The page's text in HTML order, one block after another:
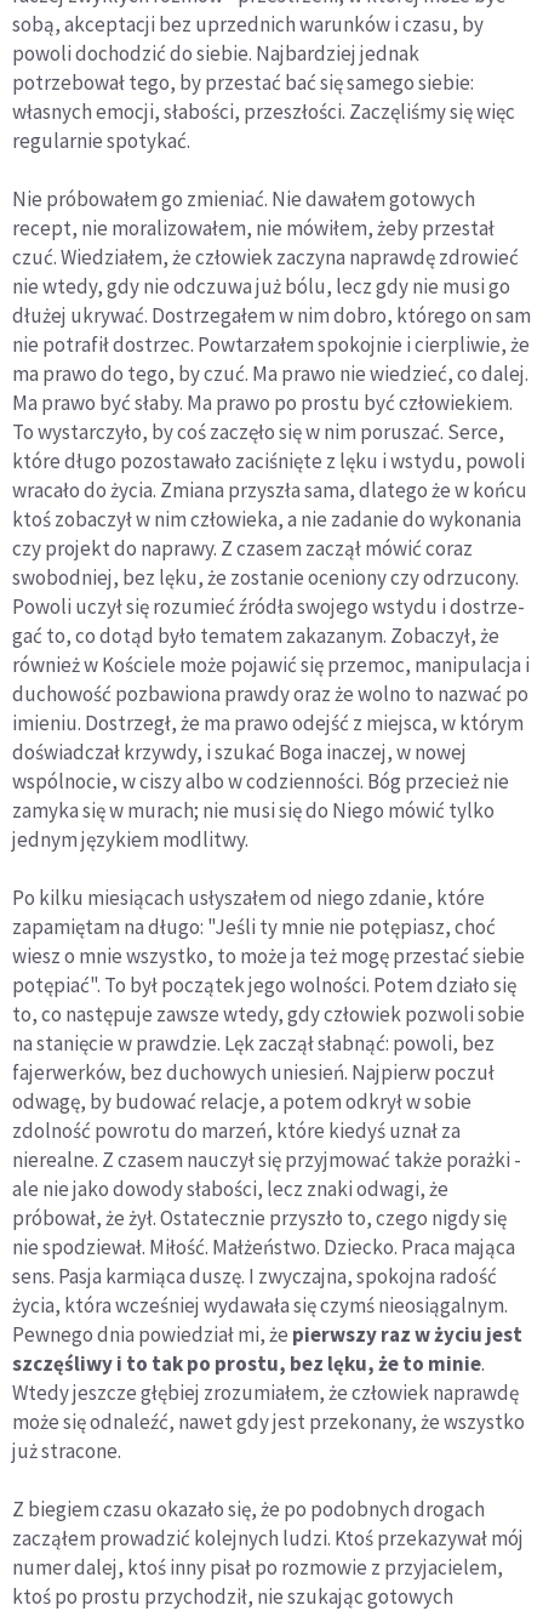
sobą, akceptacji bez uprzednich warunków i czasu, by
powoli dochodzić do siebie. Najbardziej jednak
potrzebował tego, by przestać bać się samego siebie:
własnych emocji, słabości, przeszłości. Zaczęliśmy się więc
regularnie spotykać.
Nie próbowałem go zmieniać. Nie dawałem gotowych
recept, nie moralizowałem, nie mówiłem, żeby przestał
czuć. Wiedziałem, że człowiek zaczyna naprawdę zdrowieć
nie wtedy, gdy nie odczuwa już bólu, lecz gdy nie musi go
dłużej ukrywać. Dostrzegałem w nim dobro, którego on sam
nie potrafił dostrzec. Powtarzałem spokojnie i cierpliwie, że
ma prawo do tego, by czuć. Ma prawo nie wiedzieć, co dalej.
Ma prawo być słaby. Ma prawo po prostu być człowiekiem.
To wystarczyło, by coś zaczęło się w nim poruszać. Serce,
które długo pozostawało zaciśnięte z lęku i wstydu, powoli
wracało do życia. Zmiana przyszła sama, dlatego że w końcu
ktoś zobaczył w nim człowieka, a nie zadanie do wykona­nia
czy projekt do naprawy. Z czasem zaczął mówić coraz
swobodniej, bez lęku, że zostanie oceniony czy odrzucony.
Powoli uczył się rozumieć źródła swojego wstydu i dostrze­
gać to, co dotąd było tematem zakazanym. Zobaczył, że
również w Kościele może pojawić się przemoc, manipulacja i
duchowość pozbawiona prawdy oraz że wolno to nazwać po
imieniu. Dostrzegł, że ma prawo odejść z miejsca, w któ­rym
doświadczał krzywdy, i szukać Boga inaczej, w nowej
wspólnocie, w ciszy albo w codzienności. Bóg przecież nie
zamyka się w murach; nie musi się do Niego mówić tylko
jednym językiem modlitwy.
Po kilku miesiącach usłyszałem od niego zdanie, które
zapamiętam na długo: "Jeśli ty mnie nie potępiasz, choć
wiesz o mnie wszystko, to może ja też mogę przestać siebie
potępiać". To był początek jego wolności. Potem działo się
to, co następuje zawsze wtedy, gdy człowiek pozwoli sobie
na stanięcie w prawdzie. Lęk zaczął słabnąć: powoli, bez
fajer­werków, bez duchowych uniesień. Najpierw poczuł
odwagę, by budować relacje, a potem odkrył w sobie
zdolność po­wrotu do marzeń, które kiedyś uznał za
nierealne. Z czasem nauczył się przyjmować także porażki -
ale nie jako dowody słabości, lecz znaki odwagi, że
próbował, że żył. Ostatecznie przyszło to, czego nigdy się
nie spodziewał. Miłość. Mał­żeństwo. Dziecko. Praca mająca
sens. Pasja karmiąca duszę. I zwyczajna, spokojna radość
życia, która wcześniej wyda­wała się czymś nieosiągalnym.
Pewnego dnia powiedział mi, że pierwszy raz w życiu jest
szczęśliwy i to tak po prostu, bez lęku, że to minie.
Wtedy jeszcze głębiej zrozumiałem, że człowiek naprawdę
może się odnaleźć, nawet gdy jest przekonany, że wszystko
już stracone.
Z biegiem czasu okazało się, że po podobnych drogach
zacząłem prowadzić kolejnych ludzi. Ktoś przekazywał mój
numer dalej, ktoś inny pisał po rozmowie z przyjacielem,
ktoś po prostu przychodził, nie szukając gotowych